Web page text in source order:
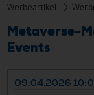
Werbeartikel
Metaverse-
Events
09.04.2026